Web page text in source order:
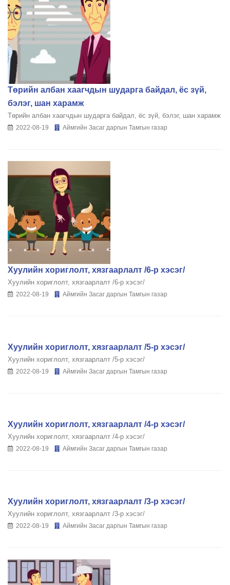
Төрийн албан хаагчдын шударга байдал, ёс зүй,
бэлэг, шан харамж
Төрийн албан хаагчдын шударга байдал, ёс зүй, бэлэг, шан харамж
2022-08-19 Аймгийн Засаг даргын Тамгын газар
Хуулийн хориглолт, хязгаарлалт /6-р хэсэг/
Хуулийн хориглолт, хязгаарлалт /6-р хэсэг/
2022-08-19 Аймгийн Засаг даргын Тамгын газар
Хуулийн хориглолт, хязгаарлалт /5-р хэсэг/
Хуулийн хориглолт, хязгаарлалт /5-р хэсэг/
2022-08-19 Аймгийн Засаг даргын Тамгын газар
Хуулийн хориглолт, хязгаарлалт /4-р хэсэг/
Хуулийн хориглолт, хязгаарлалт /4-р хэсэг/
2022-08-19 Аймгийн Засаг даргын Тамгын газар
Хуулийн хориглолт, хязгаарлалт /3-р хэсэг/
Хуулийн хориглолт, хязгаарлалт /3-р хэсэг/
2022-08-19 Аймгийн Засаг даргын Тамгын газар